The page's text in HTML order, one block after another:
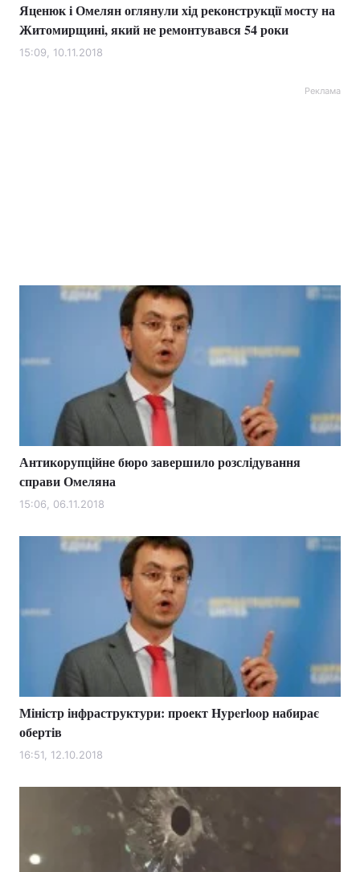
Яценюк і Омелян оглянули хід реконструкції мосту на
Житомирщині, який не ремонтувався 54 роки
15:09, 10.11.2018
Реклама
Антикорупційне бюро завершило розслідування
справи Омеляна
15:06, 06.11.2018
Міністр інфраструктури: проект Hyperloop набирає
обертів
16:51, 12.10.2018